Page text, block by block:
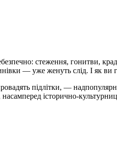
стеження, гонитви,
— уже женуть слід. І як ви
підлітки, —
історично-